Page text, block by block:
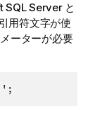
SQL Serverと
用符文字が使
ーターが必要